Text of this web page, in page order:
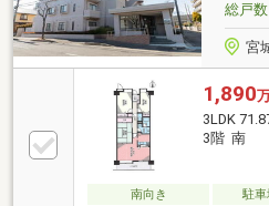
総戸数
宮
1,890
3LDK
3階 南
南向き 駐車